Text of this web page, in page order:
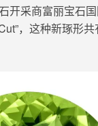
开采商富丽宝石
”，这种新琢形